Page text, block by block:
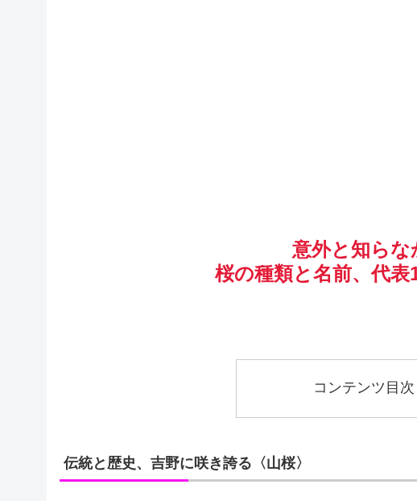
意外と知らな
桜の種類と名前、代表
コンテンツ目次
伝統と歴史、吉野に咲き誇る〈山桜〉